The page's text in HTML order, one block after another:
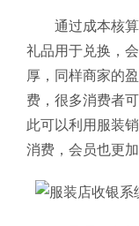
通过成本核
礼品用于兑换，
厚，同样商家的
费，很多消费者
此可以利用服装
消费，会员也更